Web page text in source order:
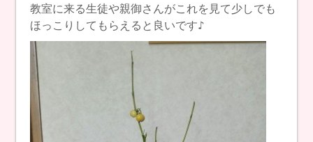
教室に来る生徒や親御さんがこれを見て少しでも
ほっこりしてもらえると良いです♪